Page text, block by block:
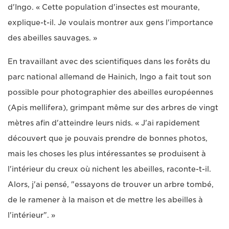
d'Ingo. « Cette population d'insectes est mourante,
explique-t-il. Je voulais montrer aux gens l'importance
des abeilles sauvages. »
En travaillant avec des scientifiques dans les forêts du
parc national allemand de Hainich, Ingo a fait tout son
possible pour photographier des abeilles européennes
(Apis mellifera), grimpant même sur des arbres de vingt
mètres afin d'atteindre leurs nids. « J'ai rapidement
découvert que je pouvais prendre de bonnes photos,
mais les choses les plus intéressantes se produisent à
l'intérieur du creux où nichent les abeilles, raconte-t-il.
Alors, j'ai pensé, "essayons de trouver un arbre tombé,
de le ramener à la maison et de mettre les abeilles à
l'intérieur". »